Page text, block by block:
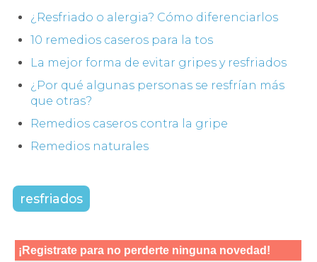
¿Resfriado o alergia? Cómo diferenciarlos
10 remedios caseros para la tos
La mejor forma de evitar gripes y resfriados
¿Por qué algunas personas se resfrían más
que otras?
Remedios caseros contra la gripe
Remedios naturales
resfriados